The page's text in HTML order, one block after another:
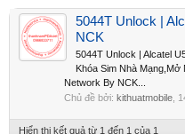
5044T Unlock |
NCK
5044T Unlock | Alcatel
Khóa Sim Nhà Mạng,Mở
Network By NCK...
Chủ đề bởi: kithuatmobile
Hiển thị kết quả từ 1 đến 1 của 1